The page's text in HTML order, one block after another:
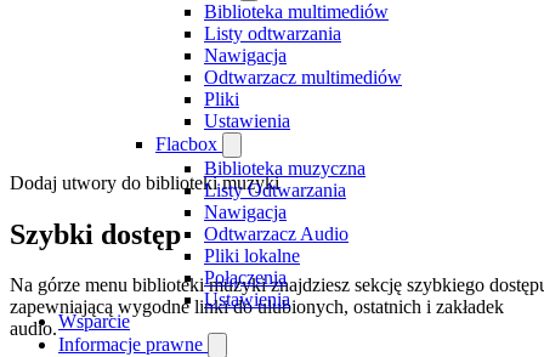
Biblioteka multimediów
Listy odtwarzania
Nawigacja
Odtwarzacz multimediów
Pliki
Ustawienia
Flacbox
Biblioteka muzyczna
Listy Odtwarzania
Nawigacja
Odtwarzacz Audio
Pliki lokalne
Połączenia
Ustawienia
Wsparcie
Informacje prawne
Dodaj utwory do biblioteki muzyki
Szybki dostęp
Na górze menu biblioteki muzyki znajdziesz sekcję szybkiego
zapewniającą wygodne linki do ulubionych, ostatnich i zakładek
audio.